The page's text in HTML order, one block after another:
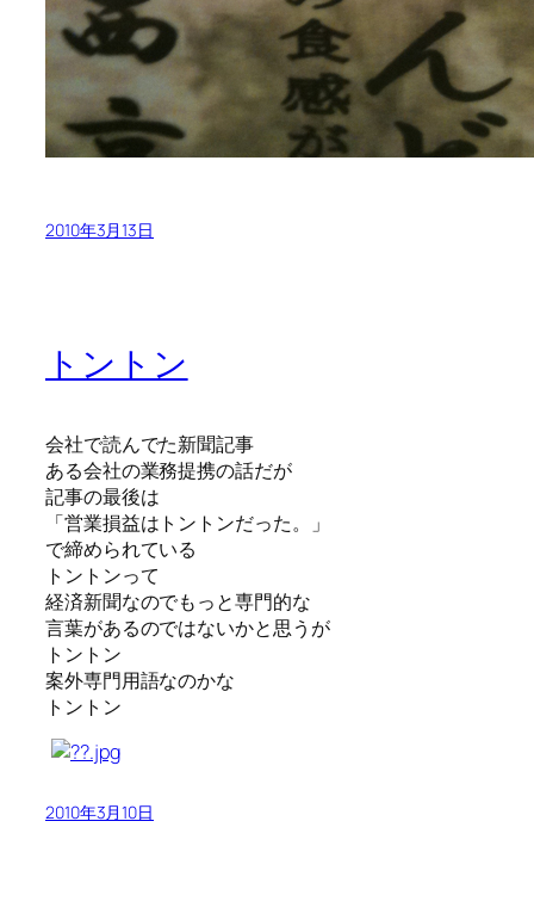
2010年3月13日
トントン
会社で読んでた新聞記事
ある会社の業務提携の話だが
記事の最後は
「営業損益はトントンだった。」
で締められている
トントンって
経済新聞なのでもっと専門的な
言葉があるのではないかと思うが
トントン
案外専門用語なのかな
トントン
2010年3月10日